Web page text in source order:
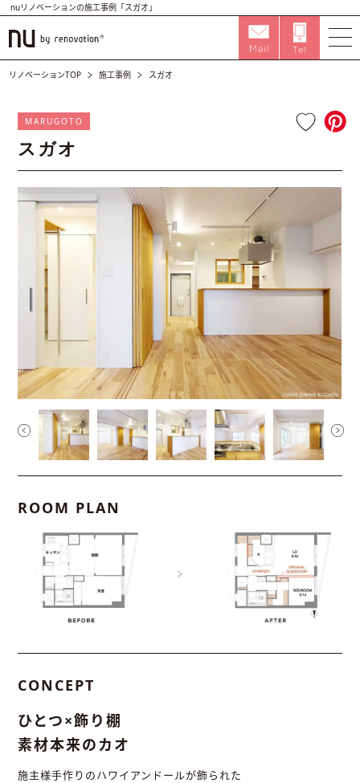
nuリノベーションの施工事例「スガオ」
リノベーションTOP 施工事例 スガオ
MARUGOTO
スガオ
ROOM PLAN
CONCEPT
ひとつ×飾り棚
素材本来のカオ
施主様手作りのハワイアンドールが飾られた